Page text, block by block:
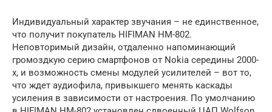
Индивидуальный характер звучания – не единственное,
что получит покупатель HIFIMAN HM-802.
Неповторимый дизайн, отдаленно напоминающий
громоздкую серию смартфонов от Nokia середины 2000-
х, и возможность смены модулей усилителей – вот то,
что ждет аудиофила, привыкшего менять каскады
усиления в зависимости от настроения. По умолчанию